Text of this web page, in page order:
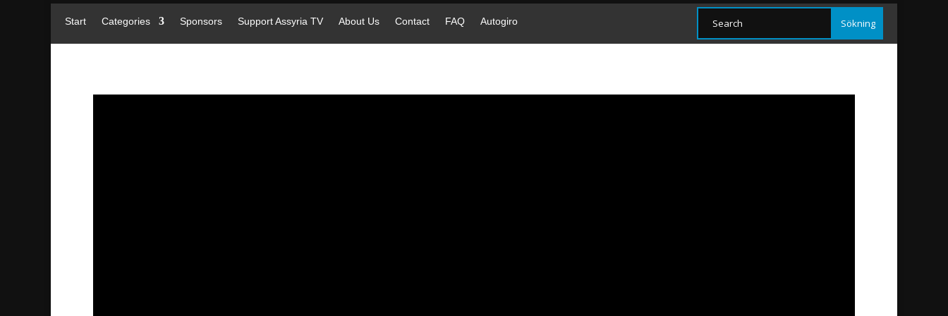
Start Categories Sponsors Support Assyria TV About Us Contact FAQ Autogiro